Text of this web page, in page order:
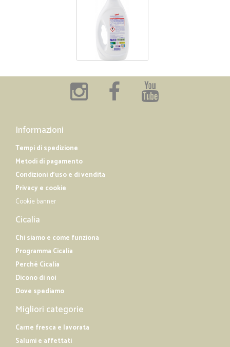
Informazioni
Tempi di spedizione
Metodi di pagamento
Condizioni d'uso e di vendita
Privacy e cookie
Cookie banner
Cicalia
Chi siamo e come funziona
Programma Cicalia
Perché Cicalia
Dicono di noi
Dove spediamo
Migliori categorie
Carne fresca e lavorata
Salumi e affettati